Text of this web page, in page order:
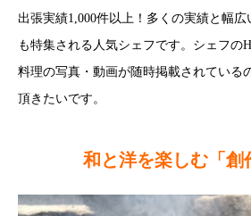
出張実績1,000件以上！多くの実績と幅
も特集される人気シェフです。シェフの
料理の写真・動画が随時掲載されている
頂きたいです。
和と洋を楽しむ「創